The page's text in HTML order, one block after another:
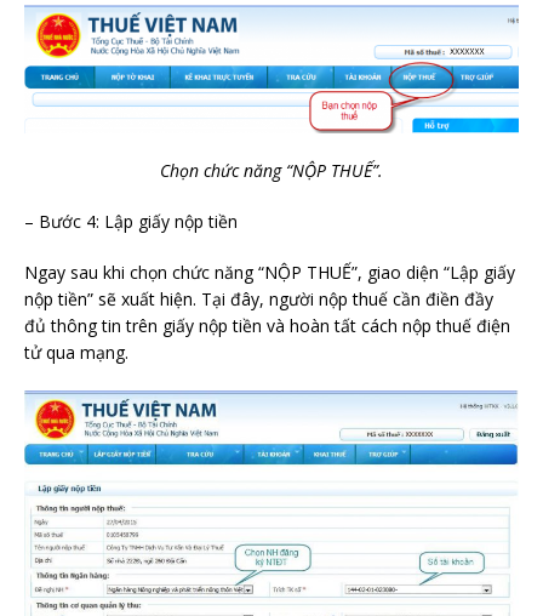
Chọn chức năng “NỘP THUẾ”.
– Bước 4: Lập giấy nộp tiền
Ngay sau khi chọn chức năng “NỘP THUẾ”, giao diện “Lập giấy
nộp tiền” sẽ xuất hiện. Tại đây, người nộp thuế cần điền đầy
đủ thông tin trên giấy nộp tiền và hoàn tất cách nộp thuế điện
tử qua mạng.